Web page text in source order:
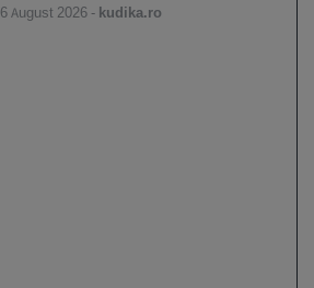
6 August 2026 - kudika.ro